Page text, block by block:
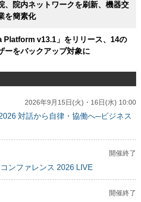
、院内ネットワークを刷新、機器交
を簡素化
Platform v13.1」をリリース、14の
ーをバックアップ対象に
2026年9月15日(火)・16日(水) 10:00
対話から自律・協働へ─ビジネス
開催終了
ンファレンス 2026 LIVE
開催終了